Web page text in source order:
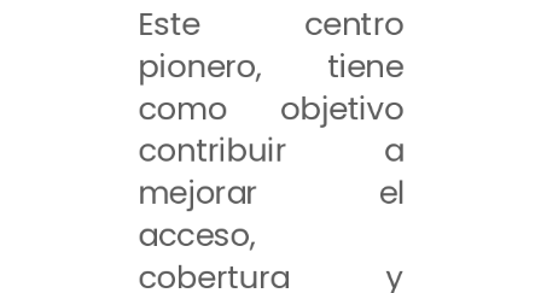
Este centro
pionero, tiene
como objetivo
contribuir a
mejorar el
acceso,
cobertura y